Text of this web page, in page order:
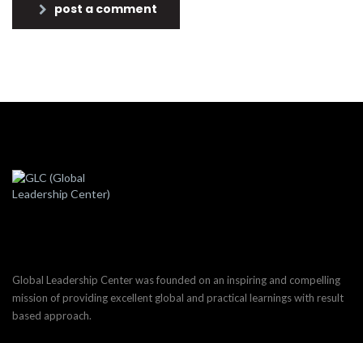
post a comment
Global Leadership Center was founded on an inspiring and compelling
mission of providing excellent global and practical learnings with result
based approach.